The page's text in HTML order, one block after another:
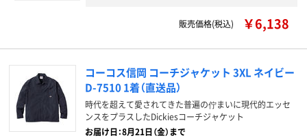
販売価格(税込) ￥6,138
コーコス信岡 コーチジャケット 3XL ネイビー
D-7510 1着（直送品）
時代を超えて愛されてきた普遍の佇まいに現代的エッセ
ンスをプラスしたDickiesコーチジャケット
お届け日：8月21日（金）まで